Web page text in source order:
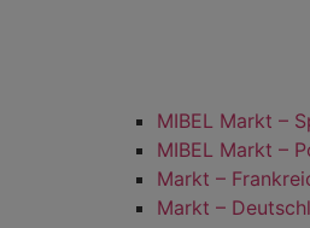
MIBEL Markt –
MIBEL Markt –
Markt –
Markt –